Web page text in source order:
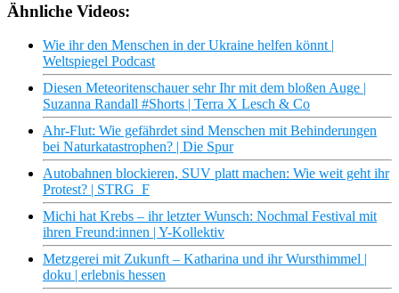
Ähnliche Videos:
Wie ihr den Menschen in der Ukraine helfen könnt |
Weltspiegel Podcast
Diesen Meteoritenschauer sehr Ihr mit dem bloßen Auge |
Suzanna Randall #Shorts | Terra X Lesch & Co
Ahr-Flut: Wie gefährdet sind Menschen mit Behinderungen
bei Naturkatastrophen? | Die Spur
Autobahnen blockieren, SUV platt machen: Wie weit geht ihr
Protest? | STRG_F
Michi hat Krebs – ihr letzter Wunsch: Nochmal Festival mit
ihren Freund:innen | Y-Kollektiv
Metzgerei mit Zukunft – Katharina und ihr Wursthimmel |
doku | erlebnis hessen